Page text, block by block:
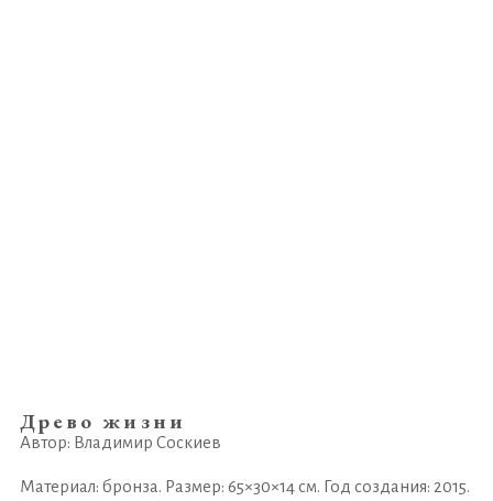
Древо жизни
Автор: Владимир Соскиев
Материал: бронза. Размер: 65×30×14 см. Год создания: 2015.